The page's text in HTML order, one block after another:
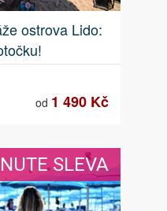
ostrova Lido:
od 1 490 Kč
SLEVA